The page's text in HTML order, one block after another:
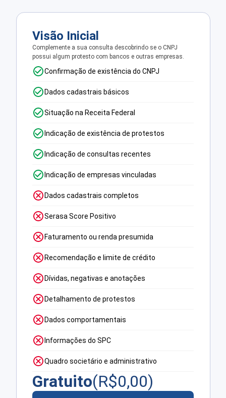
Visão Inicial
Complemente a sua consulta descobrindo se o CNPJ
possui algum protesto com bancos e outras empresas.
Confirmação de existência do CNPJ
Dados cadastrais básicos
Situação na Receita Federal
Indicação de existência de protestos
Indicação de consultas recentes
Indicação de empresas vinculadas
Dados cadastrais completos
Serasa Score Positivo
Faturamento ou renda presumida
Recomendação e limite de crédito
Dívidas, negativas e anotações
Detalhamento de protestos
Dados comportamentais
Informações do SPC
Quadro societário e administrativo
Gratuito(R$0,00)